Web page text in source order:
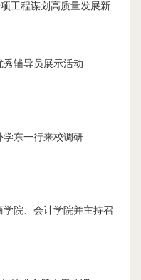
工程谋划高质量发展新
辅导员展示活动
学东一行来校调研
院、会计学院并主持召